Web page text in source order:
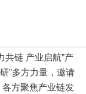
链 产业启航”产
”多方力量，邀请
方聚焦产业链发